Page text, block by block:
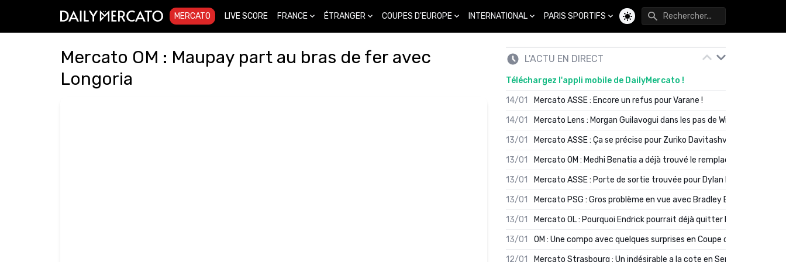
MERCATO LIVE SCORE FRANCE ÉTRANGER COUPES D'EUROPE INTERNATIONAL PARIS SPORTIFS
Changer de thème
Mercato OM : Maupay part au bras de fer avec
Longoria
L'ACTU EN DIRECT
Téléchargez l'appli mobile de DailyMercato !
14/01
Mercato ASSE : Encore un refus pour Varane !
14/01
Mercato Lens : Morgan Guilavogui dans les pas de Will Still ?
13/01
Mercato ASSE : Ça se précise pour Zuriko Davitashvili
13/01
Mercato OM : Medhi Benatia a déjà trouvé le remplaçant de Robinio
13/01
Mercato ASSE : Porte de sortie trouvée pour Dylan Batubinsika
13/01
Mercato PSG : Gros problème en vue avec Bradley Barcola ?
13/01
Mercato OL : Pourquoi Endrick pourrait déjà quitter Lyon en janvier
13/01
OM : Une compo avec quelques surprises en Coupe de France
12/01
Mercato Strasbourg : Un indésirable a la cote en Serie A